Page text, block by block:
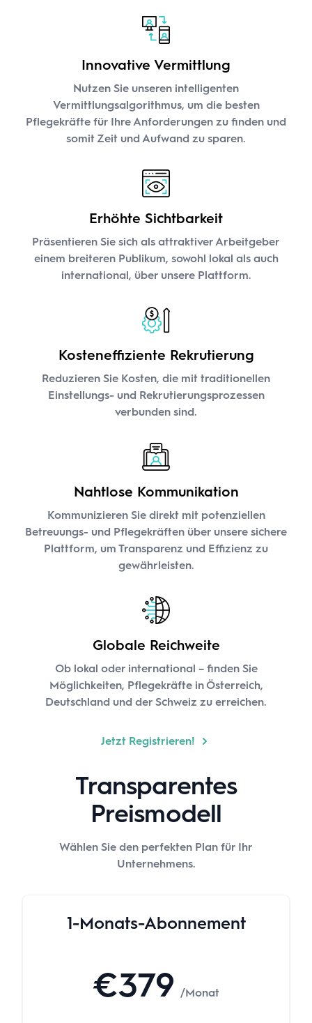
Innovative Vermittlung
Nutzen Sie unseren intelligenten
Vermittlungsalgorithmus, um die besten
Pflegekräfte für Ihre Anforderungen zu finden und
somit Zeit und Aufwand zu sparen.
Erhöhte Sichtbarkeit
Präsentieren Sie sich als attraktiver Arbeitgeber
einem breiteren Publikum, sowohl lokal als auch
international, über unsere Plattform.
Kosteneffiziente Rekrutierung
Reduzieren Sie Kosten, die mit traditionellen
Einstellungs- und Rekrutierungsprozessen
verbunden sind.
Nahtlose Kommunikation
Kommunizieren Sie direkt mit potenziellen
Betreuungs- und Pflegekräften über unsere sichere
Plattform, um Transparenz und Effizienz zu
gewährleisten.
Globale Reichweite
Ob lokal oder international – finden Sie
Möglichkeiten, Pflegekräfte in Österreich,
Deutschland und der Schweiz zu erreichen.
Jetzt Registrieren!
Transparentes
Preismodell
Wählen Sie den perfekten Plan für Ihr
Unternehmens.
1-Monats-Abonnement
€379 /Monat